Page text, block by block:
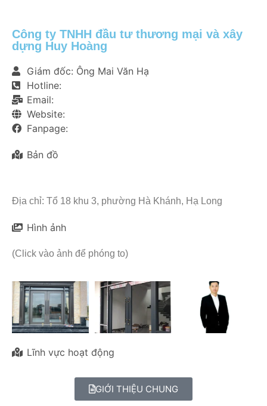
Công ty TNHH đầu tư thương mại và xây
dựng Huy Hoàng
Giám đốc: Ông Mai Văn Hạ
Hotline:
Email:
Website:
Fanpage:
Bản đồ
Địa chỉ: Tổ 18 khu 3, phường Hà Khánh, Hạ Long
Hình ảnh
(Click vào ảnh để phóng to)
Lĩnh vực hoạt động
GIỚI THIỆU CHUNG